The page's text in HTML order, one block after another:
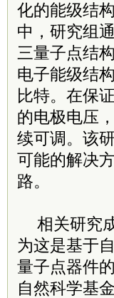
化的能级结
中，研究组
三量子点结
电子能级结
比特。在保
的电极电压
续可调。该
可能的解决
路。
相关研究
为这是基于
量子点器件
自然科学基